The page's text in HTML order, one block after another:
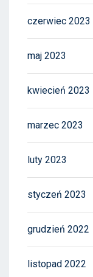
czerwiec 2023
maj 2023
kwiecień 2023
marzec 2023
luty 2023
styczeń 2023
grudzień 2022
listopad 2022